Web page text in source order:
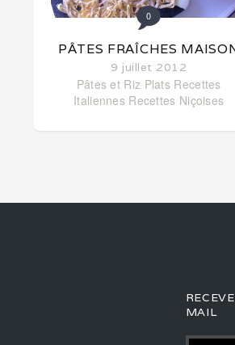
0
PÂTES FRAÎCHES
9 juillet 2012
Pâtes et Riz Plats Recettes
Italiennes Recettes Niçoises
MAIL